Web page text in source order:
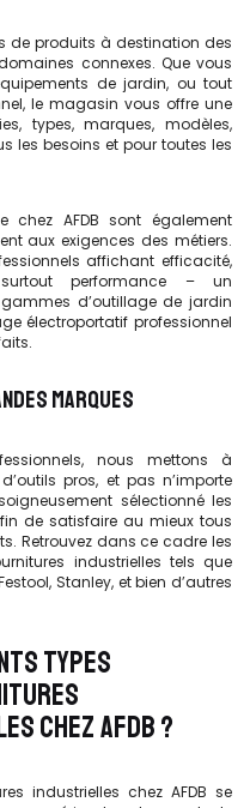
de produits à destination des
connexes. Que vous
de jardin, ou tout
le magasin vous offre une
types, marques, modèles,
les besoins et pour toutes les
chez AFDB sont également
aux exigences des métiers.
affichant efficacité,
performance – un
d’outillage de jardin
électroportatif professionnel
MARQUES
nous mettons à
pros, et pas n’importe
sélectionné les
de satisfaire au mieux tous
Retrouvez dans ce cadre les
industrielles tels que
Stanley, et bien d’autres
TYPES
CHEZ AFDB ?
industrielles chez AFDB se